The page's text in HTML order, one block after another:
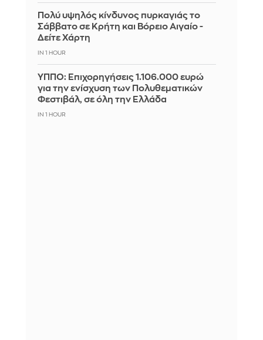
Πολύ υψηλός κίνδυνος πυρκαγιάς το
Σάββατο σε Κρήτη και Βόρειο Αιγαίο -
Δείτε Χάρτη
IN 1 HOUR
ΥΠΠΟ: Επιχορηγήσεις 1.106.000 ευρώ
για την ενίσχυση των Πολυθεματικών
Φεστιβάλ, σε όλη την Ελλάδα
IN 1 HOUR